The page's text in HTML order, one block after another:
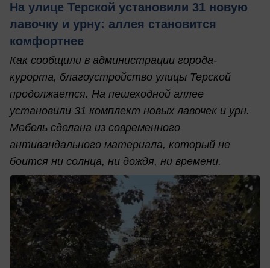
На улице Терской установили 31 новую
лавочку и урну: аллея становится
комфортнее
Как сообщили в администрации города-
курорта, благоустройство улицы Терской
продолжается. На пешеходной аллее
установили 31 комплект новых лавочек и урн.
Мебель сделана из современного
антивандального материала, который не
боится ни солнца, ни дождя, ни времени.